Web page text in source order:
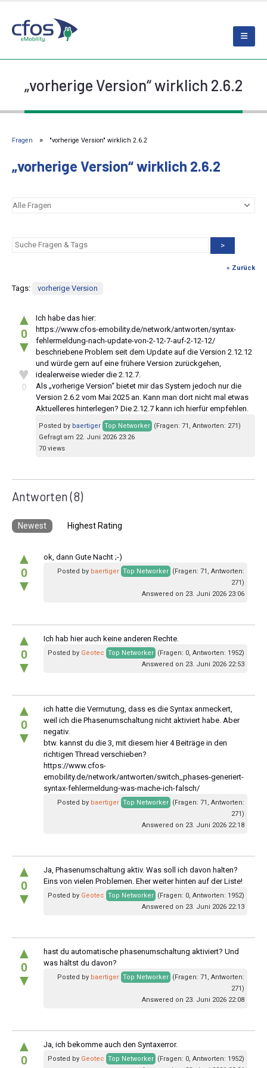
„vorherige Version“ wirklich 2.6.2
Fragen "vorherige Version" wirklich 2.6.2
„vorherige Version“ wirklich 2.6.2
>
« Zurück
Tags: vorherige Version
▲
0
▼
♥
0
Ich habe das hier:
https://www.cfos-emobility.de/network/antworten/syntax-
fehlermeldung-nach-update-von-2-12-7-auf-2-12-12/
beschriebene Problem seit dem Update auf die Version 2.12.12
und würde gern auf eine frühere Version zurückgehen,
idealerweise wieder die 2.12.7.
Als „vorherige Version“ bietet mir das System jedoch nur die
Version 2.6.2 vom Mai 2025 an. Kann man dort nicht mal etwas
Aktuelleres hinterlegen? Die 2.12.7 kann ich hierfür empfehlen.
Posted by baertiger Top Networker (Fragen: 71, Antworten: 271)
Gefragt am 22. Juni 2026 23:26
70 views
Antworten(8)
Newest Highest Rating
▲
0
▼
ok, dann Gute Nacht ;-)
Posted by baertiger Top Networker (Fragen: 71, Antworten:
271)
Answered on 23. Juni 2026 23:06
▲
0
▼
Ich hab hier auch keine anderen Rechte.
Posted by Geotec Top Networker (Fragen: 0, Antworten: 1952)
Answered on 23. Juni 2026 22:53
▲
0
▼
ich hatte die Vermutung, dass es die Syntax anmeckert,
weil ich die Phasenumschaltung nicht aktiviert habe. Aber
negativ.
btw. kannst du die 3, mit diesem hier 4 Beiträge in den
richtigen Thread verschieben?
https://www.cfos-
emobility.de/network/antworten/switch_phases-generiert-
syntax-fehlermeldung-was-mache-ich-falsch/
Posted by baertiger Top Networker (Fragen: 71, Antworten:
271)
Answered on 23. Juni 2026 22:18
▲
0
▼
Ja, Phasenumschaltung aktiv. Was soll ich davon halten?
Eins von vielen Problemen. Eher weiter hinten auf der Liste!
Posted by Geotec Top Networker (Fragen: 0, Antworten: 1952)
Answered on 23. Juni 2026 22:13
▲
0
▼
hast du automatische phasenumschaltung aktiviert? Und
was hältst du davon?
Posted by baertiger Top Networker (Fragen: 71, Antworten:
271)
Answered on 23. Juni 2026 22:08
▲
0
Ja, ich bekomme auch den Syntaxerror.
Posted by Geotec Top Networker (Fragen: 0, Antworten: 1952)